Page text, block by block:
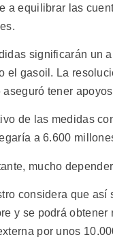
a equilibrar las
significarán un
el gasoil. La
tener
de las medidas
a 6.600
mucho
considera que así
y se podrá
por unos